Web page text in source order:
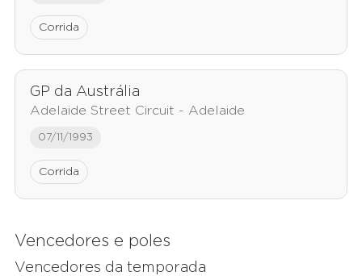
Corrida
GP da Austrália
Adelaide Street Circuit - Adelaide
07/11/1993
Corrida
Vencedores e poles
Vencedores da temporada